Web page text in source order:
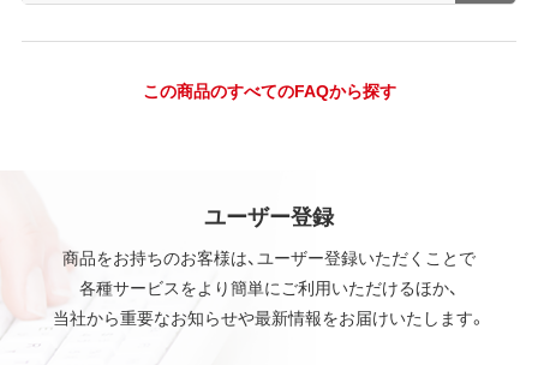
この商品のすべてのFAQから探す
ユーザー登録
商品をお持ちのお客様は、ユーザー登録いただくことで
各種サービスをより簡単にご利用いただけるほか、
当社から重要なお知らせや最新情報をお届けいたします。